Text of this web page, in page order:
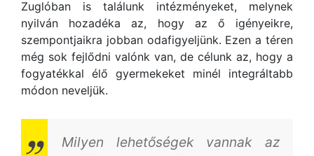
Zuglóban is találunk intézményeket, melynek
nyilván hozadéka az, hogy az ő igényeikre,
szempontjaikra jobban odafigyeljünk. Ezen a téren
még sok fejlődni valónk van, de célunk az, hogy a
fogyatékkal élő gyermekeket minél integráltabb
módon neveljük.
Milyen lehetőségek vannak az